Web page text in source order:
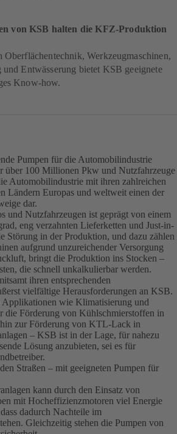
von KSB halten die KFZ-Produktion
Oberflächentechnik, Werkzeugmaschinen,
Entwässerung bietet KSB geeignete
Know-how.
Pumpen für die Automobilindustrie
über 100 Millionen Pkw und Nutzfahrzeuge
Automobilindustrie mit ihren zahlreichen
Ländern Europas und weltweit einen der
dar.
und Nutzfahrzeugen ist geprägt von einem
eng verzahnten Lieferketten und Just-in-
Störung in der Produktion, und dazu zählen
aufgrund unzureichender Versorgung
bringt die Produktion ins Stocken –
die schnell unkalkulierbar werden.
ihren entsprechenden
vielfältige Herausforderungen an KSB.
Applikationen wie Klimatisierung und
die Förderung von Kühlschmierstoffen in
zur Förderung von KTL-Lack in
– KSB ist in der Lage, für nahezu
Lösung anzubieten, sei es für
Straßen – mit geeigneten Pumpen für
kann durch den Einsatz von
mit Hocheffizienzmotoren viel Energie
dadurch Nachteile im
Gleichzeitig stehen die Pumpen von